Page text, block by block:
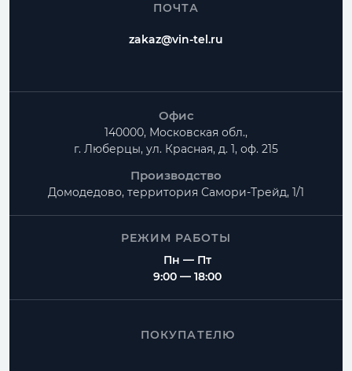
ПОЧТА
zakaz@vin-tel.ru
Офис
140000, Московская обл.,
г. Люберцы, ул. Красная, д. 1, оф. 215
Производство
Домодедово, территория Самори-Трейд, 1/1
РЕЖИМ РАБОТЫ
Пн — Пт
9:00 — 18:00
ПОКУПАТЕЛЮ